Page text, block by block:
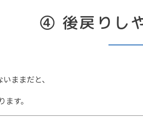
④ 後戻りし
ままだと、
す。